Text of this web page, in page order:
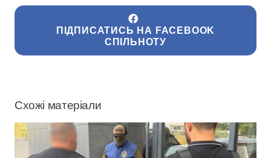
ПІДПИСАТИСЬ НА FACEBOOK
СПІЛЬНОТУ
Схожі матеріали